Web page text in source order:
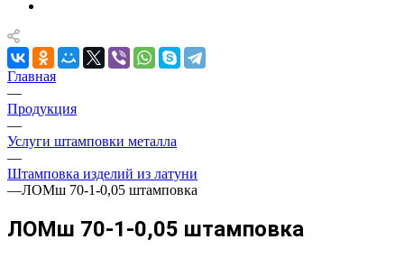
Главная
—
Продукция
—
Услуги штамповки металла
—
Штамповка изделий из латуни
—ЛОМш 70-1-0,05 штамповка
ЛОМш 70-1-0,05 штамповка